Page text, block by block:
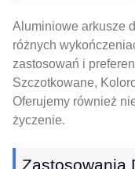
Aluminiowe arkusze
różnych
zastosowań i
Szczotkowane,
Oferujemy również
życzenie.
Zastosowania